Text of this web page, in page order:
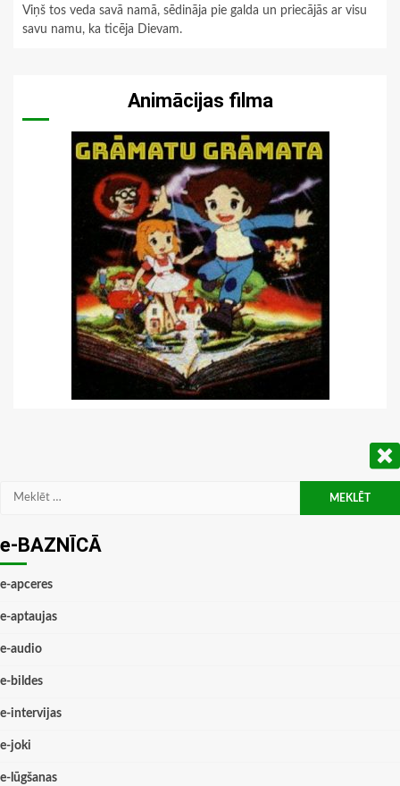
Viņš tos veda savā namā, sēdināja pie galda un priecājās ar visu
savu namu, ka ticēja Dievam.
Animācijas filma
Meklēt:
e-BAZNĪCĀ
e-apceres
e-aptaujas
e-audio
e-bildes
e-intervijas
e-joki
e-lūgšanas